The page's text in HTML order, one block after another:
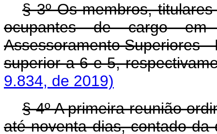
§ 3º Os membros,
ocupantes de cargo em
Assessoramento Superiores
superior a 6 e 5,
9.834, de 2019)
§ 4º A primeira reunião
até noventa dias, contado